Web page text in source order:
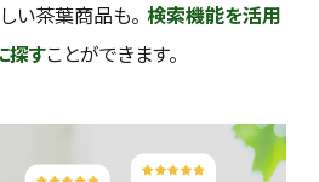
い茶葉商品も。 検索機能を活用
探すことができます。